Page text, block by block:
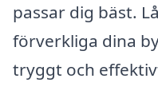
passar dig bäst.
förverkliga dina
tryggt och